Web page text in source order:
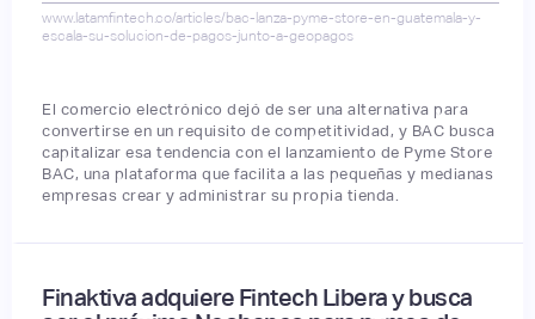
www.latamfintech.co/articles/bac-lanza-pyme-store-en-guatemala-y-
escala-su-solucion-de-pagos-junto-a-geopagos
El comercio electrónico dejó de ser una alternativa para
convertirse en un requisito de competitividad, y BAC busca
capitalizar esa tendencia con el lanzamiento de Pyme Store
BAC, una plataforma que facilita a las pequeñas y medianas
empresas crear y administrar su propia tienda.
Finaktiva adquiere Fintech Libera y busca